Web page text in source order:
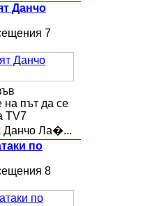
Данчо
7
на път да се
ТV7
Данчо Ла�...
по
8